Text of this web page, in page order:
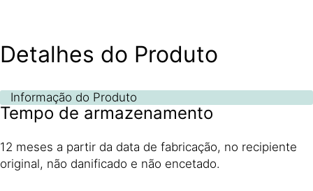
Detalhes do Produto
Informação do Produto
Tempo de armazenamento
12 meses a partir da data de fabricação, no recipiente
original, não danificado e não encetado.